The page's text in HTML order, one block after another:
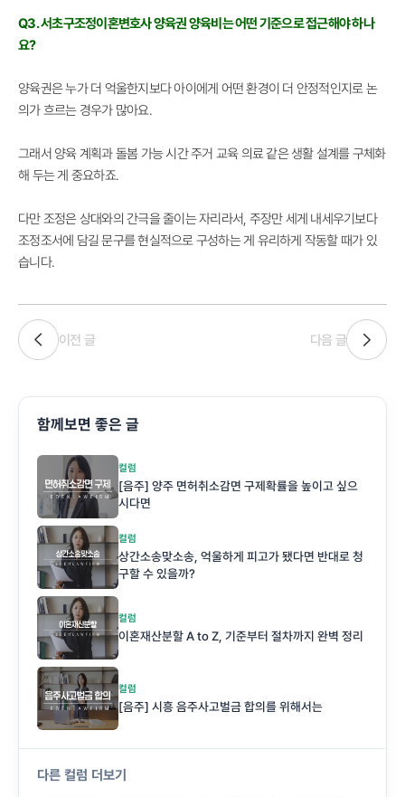
Q3. 서초구조정이혼변호사 양육권 양육비는 어떤 기준으로 접근해야 하나
요?
양육권은 누가 더 억울한지보다 아이에게 어떤 환경이 더 안정적인지로 논
의가 흐르는 경우가 많아요.
그래서 양육 계획과 돌봄 가능 시간 주거 교육 의료 같은 생활 설계를 구체화
해 두는 게 중요하죠.
다만 조정은 상대와의 간극을 줄이는 자리라서, 주장만 세게 내세우기보다
조정조서에 담길 문구를 현실적으로 구성하는 게 유리하게 작동할 때가 있
습니다.
이전 글 다음 글
함께보면 좋은 글
컬럼
[음주] 양주 면허취소감면 구제확률을 높이고 싶으
시다면
컬럼
상간소송맞소송, 억울하게 피고가 됐다면 반대로 청
구할 수 있을까?
컬럼
이혼재산분할 A to Z, 기준부터 절차까지 완벽 정리
컬럼
[음주] 시흥 음주사고벌금 합의를 위해서는
다른 컬럼 더보기